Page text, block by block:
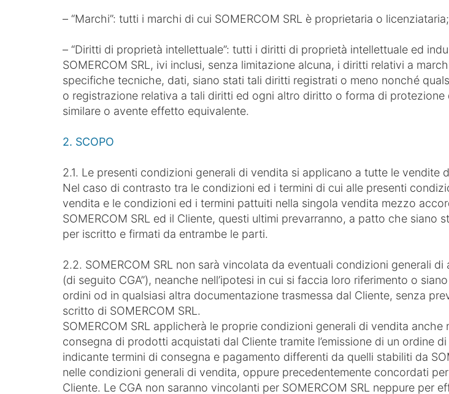
– “Marchi”: tutti i marchi di cui SOMERCOM SRL è proprietaria o licenziataria;
– “Diritti di proprietà intellettuale”: tutti i diritti di proprietà intellettuale ed
SOMERCOM SRL, ivi inclusi, senza limitazione alcuna, i diritti relativi a
specifiche tecniche, dati, siano stati tali diritti registrati o meno nonché
o registrazione relativa a tali diritti ed ogni altro diritto o forma di protezione
similare o avente effetto equivalente.
2. SCOPO
2.1. Le presenti condizioni generali di vendita si applicano a tutte le vendite
Nel caso di contrasto tra le condizioni ed i termini di cui alle presenti
vendita e le condizioni ed i termini pattuiti nella singola vendita mezzo
SOMERCOM SRL ed il Cliente, questi ultimi prevarranno, a patto che siano
per iscritto e firmati da entrambe le parti.
2.2. SOMERCOM SRL non sarà vincolata da eventuali condizioni generali
(di seguito CGA”), neanche nell’ipotesi in cui si faccia loro riferimento o
ordini od in qualsiasi altra documentazione trasmessa dal Cliente, senza
scritto di SOMERCOM SRL.
SOMERCOM SRL applicherà le proprie condizioni generali di vendita anche
consegna di prodotti acquistati dal Cliente tramite l’emissione di un ordine
indicante termini di consegna e pagamento differenti da quelli stabiliti da
nelle condizioni generali di vendita, oppure precedentemente concordati
Cliente. Le CGA non saranno vincolanti per SOMERCOM SRL neppure per